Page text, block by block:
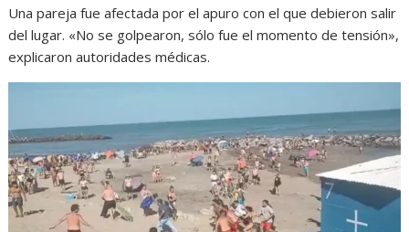
Una pareja fue afectada por el apuro con el que debieron salir
del lugar. «No se golpearon, sólo fue el momento de tensión»,
explicaron autoridades médicas.